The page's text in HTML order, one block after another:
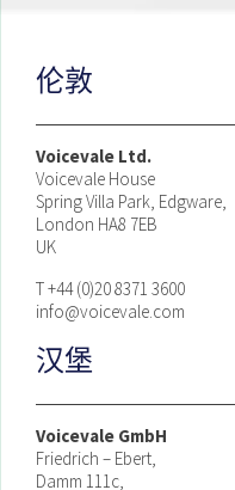
伦敦
Voicevale Ltd.
Voicevale House
Spring Villa Park, Edgware,
London HA8 7EB
UK
T +44 (0)20 8371 3600
info@voicevale.com
汉堡
Voicevale GmbH
Friedrich – Ebert,
Damm 111c,